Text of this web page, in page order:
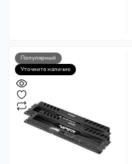
Популярный
Уточните наличие